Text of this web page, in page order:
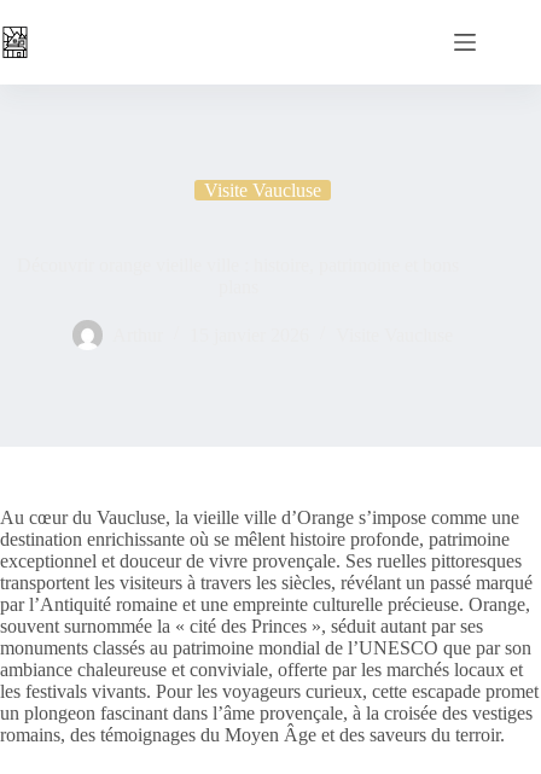
au
contenu
Visite Vaucluse
Au cœur du Vaucluse, la vieille ville d’Orange s’impose comme une
destination enrichissante où se mêlent histoire profonde, patrimoine
exceptionnel et douceur de vivre provençale. Ses ruelles pittoresques
transportent les visiteurs à travers les siècles, révélant un passé marqué
par l’Antiquité romaine et une empreinte culturelle précieuse. Orange,
souvent surnommée la « cité des Princes », séduit autant par ses
monuments classés au patrimoine mondial de l’UNESCO que par son
ambiance chaleureuse et conviviale, offerte par les marchés locaux et
les festivals vivants. Pour les voyageurs curieux, cette escapade promet
un plongeon fascinant dans l’âme provençale, à la croisée des vestiges
romains, des témoignages du Moyen Âge et des saveurs du terroir.